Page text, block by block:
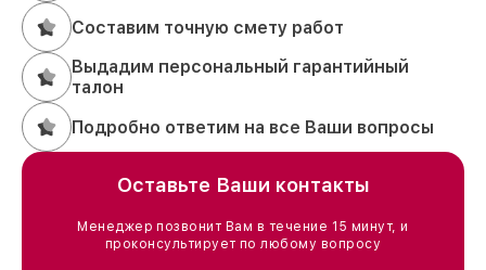
Составим точную смету работ
Выдадим персональный гарантийный
талон
Подробно ответим на все Ваши вопросы
Оставьте Ваши контакты
Менеджер позвонит Вам в течение 15 минут, и
проконсультирует по любому вопросу